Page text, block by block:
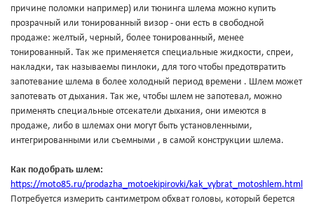
причине поломки например) или тюнинга шлема можно купить
прозрачный или тонированный визор - они есть в свободной
продаже: желтый, черный, более тонированный, менее
тонированный. Так же применяется специальные жидкости, спреи,
накладки, так называемы пинлоки, для того чтобы предотвратить
запотевание шлема в более холодный период времени . Шлем может
запотевать от дыхания. Так же, чтобы шлем не запотевал, можно
применять специальные отсекатели дыхания, они имеются в
продаже, либо в шлемах они могут быть установленными,
интегрированными или съемными , в самой конструкции шлема.
Как подобрать шлем:
https://moto85.ru/prodazha_motoekipirovki/kak_vybrat_motoshlem.html
Потребуется измерить сантиметром обхват головы, который берется